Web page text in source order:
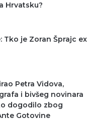
Hrvatsku?
Tko je Zoran Šprajc ex
Petra Vidova,
i bivšeg novinara
dogodilo zbog
Gotovine